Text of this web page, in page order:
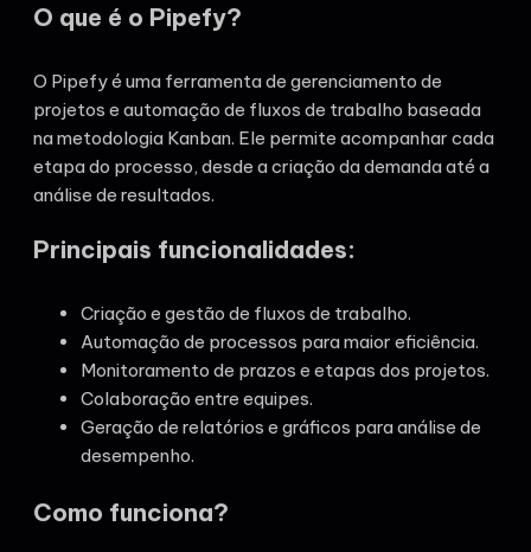
O que é o Pipefy?
O Pipefy é uma ferramenta de gerenciamento de
projetos e automação de fluxos de trabalho baseada
na metodologia Kanban. Ele permite acompanhar cada
etapa do processo, desde a criação da demanda até a
análise de resultados.
Principais funcionalidades:
Criação e gestão de fluxos de trabalho.
Automação de processos para maior eficiência.
Monitoramento de prazos e etapas dos projetos.
Colaboração entre equipes.
Geração de relatórios e gráficos para análise de
desempenho.
Como funciona?